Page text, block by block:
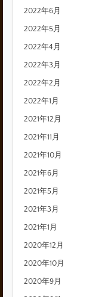
2022年6月
2022年5月
2022年4月
2022年3月
2022年2月
2022年1月
2021年12月
2021年11月
2021年10月
2021年6月
2021年5月
2021年3月
2021年1月
2020年12月
2020年10月
2020年9月